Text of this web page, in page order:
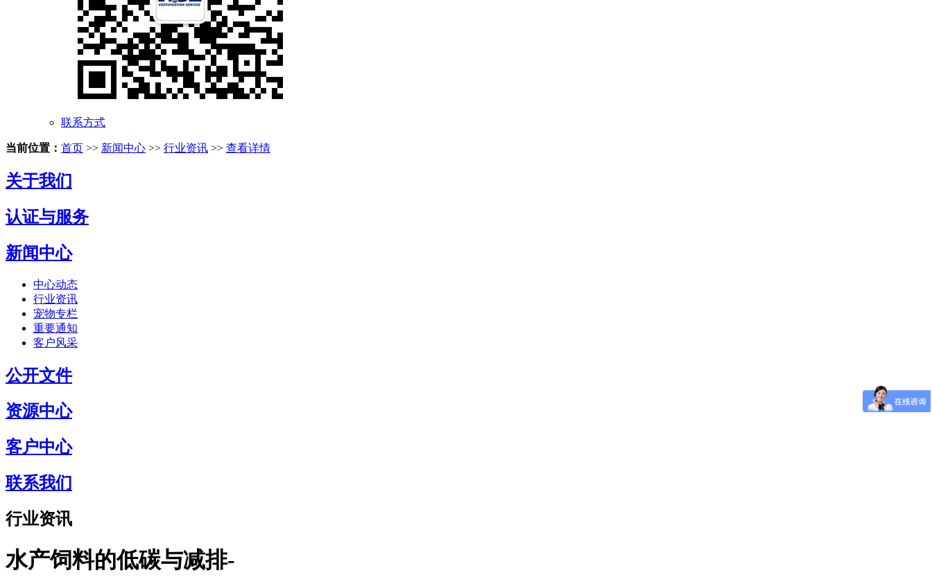
联系方式
当前位置： 首页 >> 新闻中心 >> 行业资讯 >> 查看详情
关于我们
认证与服务
新闻中心
中心动态
行业资讯
宠物专栏
重要通知
客户风采
公开文件
资源中心
客户中心
联系我们
行业资讯
水产饲料的低碳与减排-